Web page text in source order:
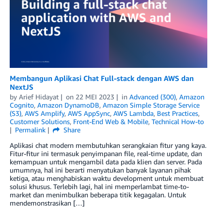
Membangun Aplikasi Chat Full-stack dengan AWS dan
NextJS
by Arief Hidayat on 22 MEI 2023 in Advanced (300), Amazon
Cognito, Amazon DynamoDB, Amazon Simple Storage Service
(S3), AWS Amplify, AWS AppSync, AWS Lambda, Best Practices,
Customer Solutions, Front-End Web & Mobile, Technical How-to
Permalink
Share
Aplikasi chat modern membutuhkan serangkaian fitur yang kaya.
Fitur-fitur ini termasuk penyimpanan file, real-time update, dan
kemampuan untuk mengambil data pada klien dan server. Pada
umumnya, hal ini berarti menyatukan banyak layanan pihak
ketiga, atau menghabiskan waktu development untuk membuat
solusi khusus. Terlebih lagi, hal ini memperlambat time-to-
market dan menimbulkan beberapa titik kegagalan. Untuk
mendemonstrasikan […]